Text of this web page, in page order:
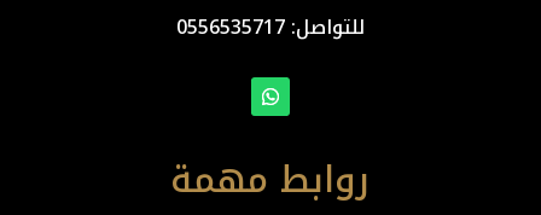
للتواصل: ⁦0556535717
روابط مهمة